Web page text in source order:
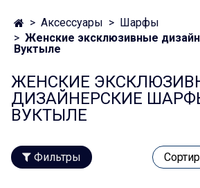
Аксессуары
Шарфы
Женские эксклюзивные
Вуктыле
ЖЕНСКИЕ
ДИЗАЙНЕРСКИЕ
ВУКТЫЛЕ
Фильтры